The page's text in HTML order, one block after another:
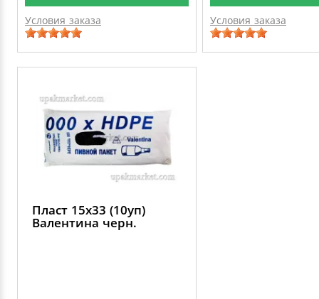
Условия заказа Условия заказа
Пласт 15х33 (10уп)
Валентина черн.